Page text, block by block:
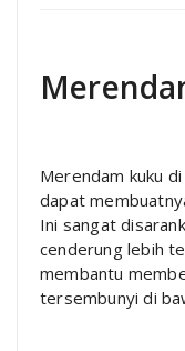
Merendam kuku
dapat
Ini sangat
cenderung lebih
membantu
tersembunyi di